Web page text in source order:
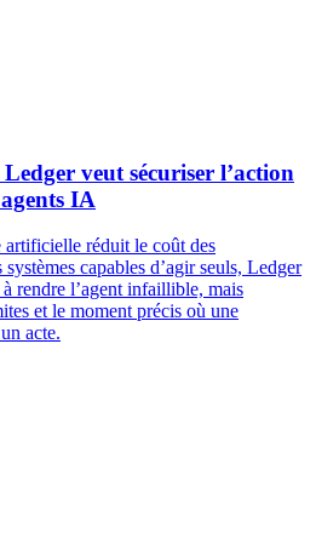
veut sécuriser l’action
IA
réduit le coût des
capables d’agir seuls, Ledger
rendre l’agent infaillible, mais
et le moment précis où une
acte.